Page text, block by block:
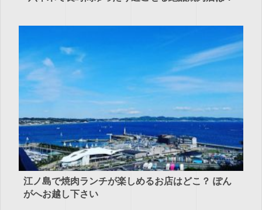
江ノ島で焼肉ランチが楽しめるお店はどこ？ ぽん
がへお越し下さい